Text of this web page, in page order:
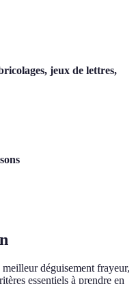
jeux de lettres,
déguisement frayeur,
essentiels à prendre en